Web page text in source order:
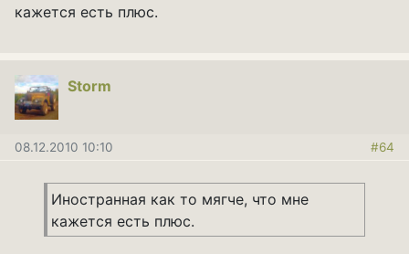
кажется есть плюс.
Storm
08.12.2010 10:10 #64
Иностранная как то мягче, что мне
кажется есть плюс.